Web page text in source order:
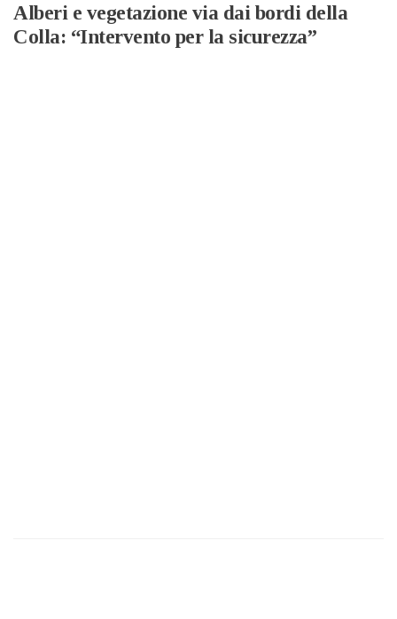
Alberi e vegetazione via dai bordi della
Colla: “Intervento per la sicurezza”